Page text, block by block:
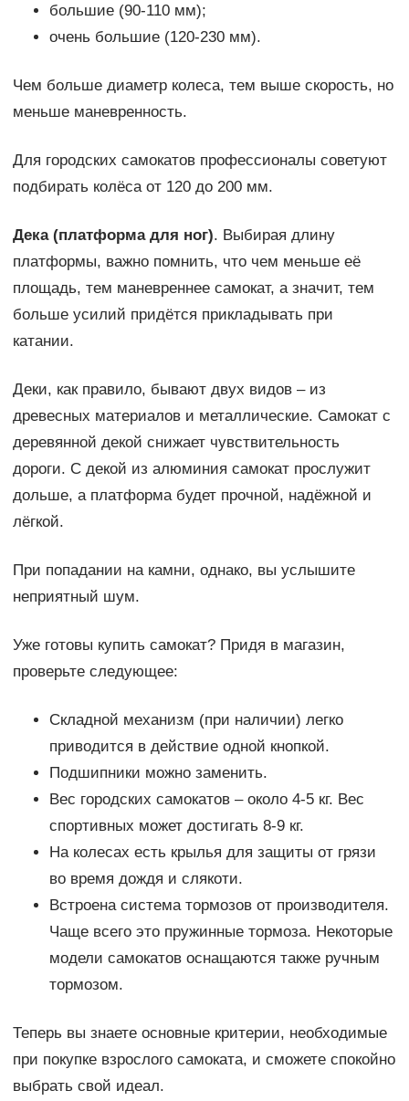
большие (90-110 мм);
очень большие (120-230 мм).
Чем больше диаметр колеса, тем выше скорость, но
меньше маневренность.
Для городских самокатов профессионалы советуют
подбирать колёса от 120 до 200 мм.
Дека (платформа для ног). Выбирая длину
платформы, важно помнить, что чем меньше её
площадь, тем маневреннее самокат, а значит, тем
больше усилий придётся прикладывать при
катании.
Деки, как правило, бывают двух видов – из
древесных материалов и металлические. Самокат с
деревянной декой снижает чувствительность
дороги. С декой из алюминия самокат прослужит
дольше, а платформа будет прочной, надёжной и
лёгкой.
При попадании на камни, однако, вы услышите
неприятный шум.
Уже готовы купить самокат? Придя в магазин,
проверьте следующее:
Складной механизм (при наличии) легко
приводится в действие одной кнопкой.
Подшипники можно заменить.
Вес городских самокатов – около 4-5 кг. Вес
спортивных может достигать 8-9 кг.
На колесах есть крылья для защиты от грязи
во время дождя и слякоти.
Встроена система тормозов от производителя.
Чаще всего это пружинные тормоза. Некоторые
модели самокатов оснащаются также ручным
тормозом.
Теперь вы знаете основные критерии, необходимые
при покупке взрослого самоката, и сможете спокойно
выбрать свой идеал.